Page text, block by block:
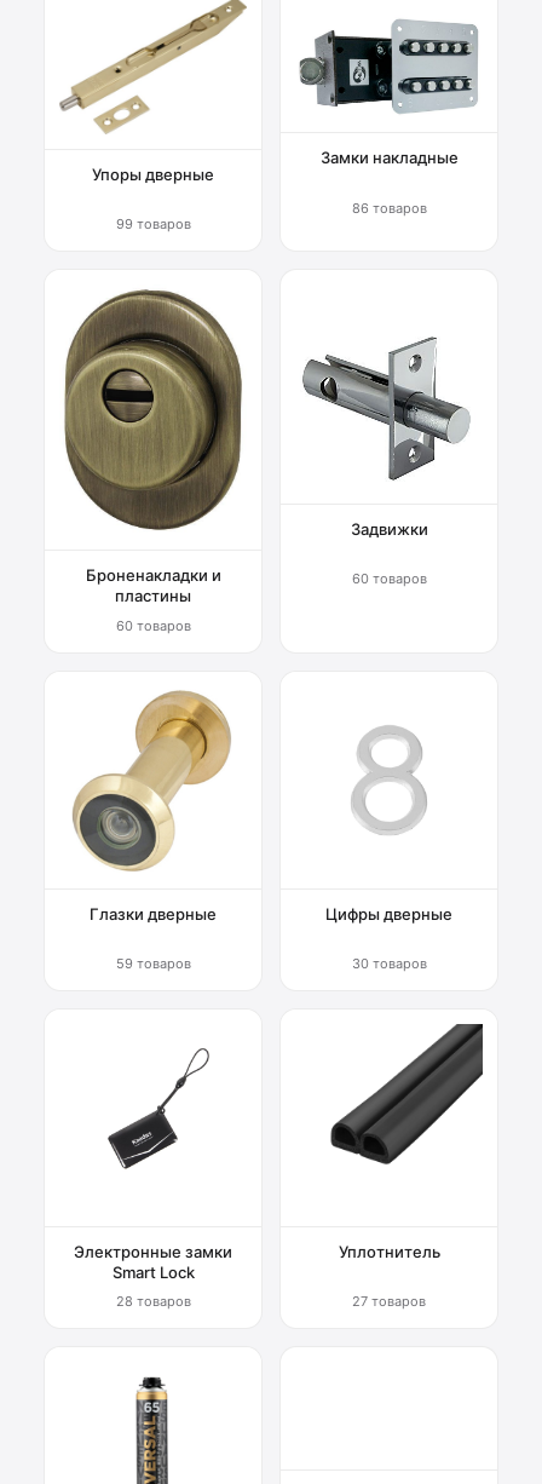
Упоры дверные
99 товаров
Замки накладные
86 товаров
Броненакладки и
пластины
60 товаров
Задвижки
60 товаров
Глазки дверные
59 товаров
Цифры дверные
30 товаров
Электронные замки
Smart Lock
28 товаров
Уплотнитель
27 товаров